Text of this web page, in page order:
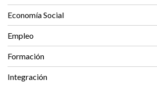
Economía Social
Empleo
Formación
Integración